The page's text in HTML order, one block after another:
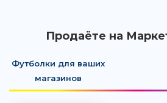
Продаёте на
Футболки для ваших
магазинов